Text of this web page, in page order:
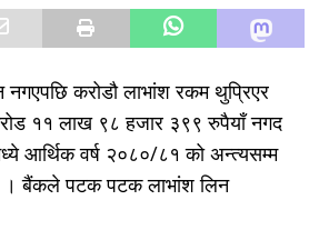
करोडौ लाभांश रकम थुप्रिएर
११ लाख ९८ हजार ३९९ रुपैयाँ नगद
आर्थिक वर्ष २०८०/८१ को अन्त्यसम्म
। बैंकले पटक पटक लाभांश लिन